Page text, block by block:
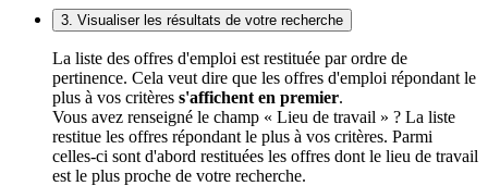
3. Visualiser les résultats de votre recherche
La liste des offres d'emploi est restituée par ordre de
pertinence. Cela veut dire que les offres d'emploi répondant le
plus à vos critères s'affichent en premier.
Vous avez renseigné le champ « Lieu de travail » ? La liste
restitue les offres répondant le plus à vos critères. Parmi
celles-ci sont d'abord restituées les offres dont le lieu de travail
est le plus proche de votre recherche.